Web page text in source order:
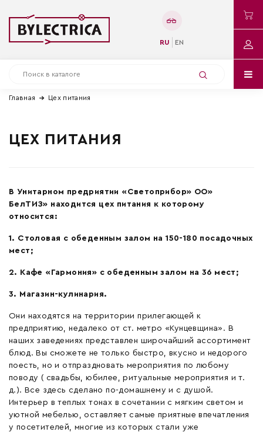
RU EN
Главная Цех питания
ЦЕХ ПИТАНИЯ
В Унитарном предриятии «Светоприбор» ОО»
БелТИЗ» находится цех питания к которому
относится:
1. С толовая с обеденным залом на 150-180 посадочных
мест;
2. Кафе «Гармония» с обеденным залом на 36 мест;
3. М агазин-кулинария.
Они находятся на территории прилегающей к
предприятию, недалеко от ст. метро «Кунцевщина». В
наших заведениях представлен широчайший ассортимент
блюд. Вы сможете не только быстро, вкусно и недорого
поесть, но и отпраздновать мероприятия по любому
поводу ( свадьбы, юбилее, ритуальные мероприятия и т.
д.). Все здесь сделано по-домашнему и с душой.
Интерьер в теплых тонах в сочетании с мягким светом и
уютной мебелью, оставляет самые приятные впечатления
у посетителей, многие из которых стали уже